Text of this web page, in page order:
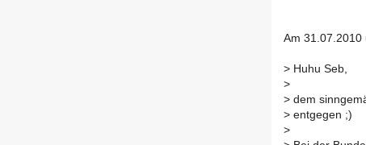
Am 31.07.2010
> Huhu Seb,
>
> dem
> entgegen ;)
>